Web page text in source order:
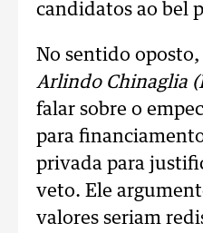
candidatos ao bel
No sentido
Arlindo Chinaglia
falar sobre o
para
privada para
veto. Ele
valores seriam